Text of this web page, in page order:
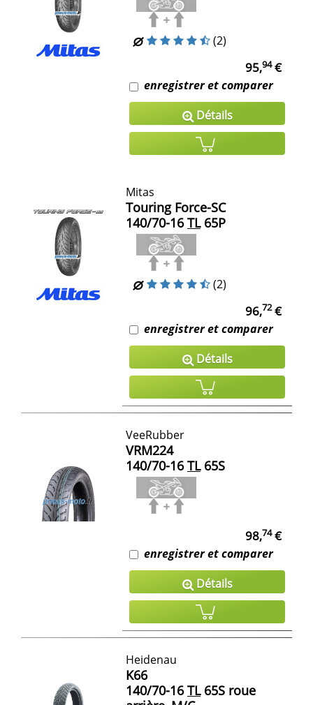
(2)
95,94€
enregistrer et comparer
Détails
Mitas
Touring Force-SC
140/70-16 TL65P
(2)
96,72€
enregistrer et comparer
Détails
VeeRubber
VRM224
140/70-16 TL65S
98,74€
enregistrer et comparer
Détails
Heidenau
K66
140/70-16 TL65S roue